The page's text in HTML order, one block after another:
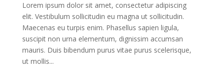
Lorem ipsum dolor sit amet, consectetur adipiscing
elit. Vestibulum sollicitudin eu magna ut sollicitudin.
Maecenas eu turpis enim. Phasellus sapien ligula,
suscipit non urna elementum, dignissim accumsan
mauris. Duis bibendum purus vitae purus scelerisque,
ut mollis...